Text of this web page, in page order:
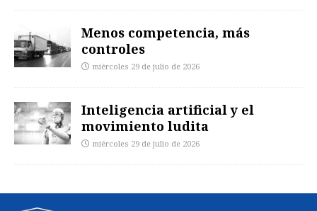
Menos competencia, más
controles
miércoles 29 de julio de 2026
Inteligencia artificial y el
movimiento ludita
miércoles 29 de julio de 2026